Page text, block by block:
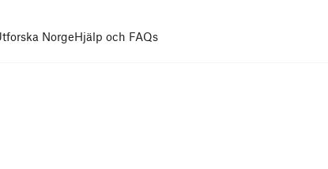
NorgeHjälp och FAQs